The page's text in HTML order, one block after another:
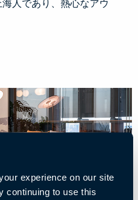
experience on our site
continuing to use this